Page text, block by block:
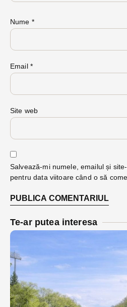
Nume *
Email *
Site web
Salvează-mi numele, emailul și
pentru data viitoare când o să
Te-ar putea interesa